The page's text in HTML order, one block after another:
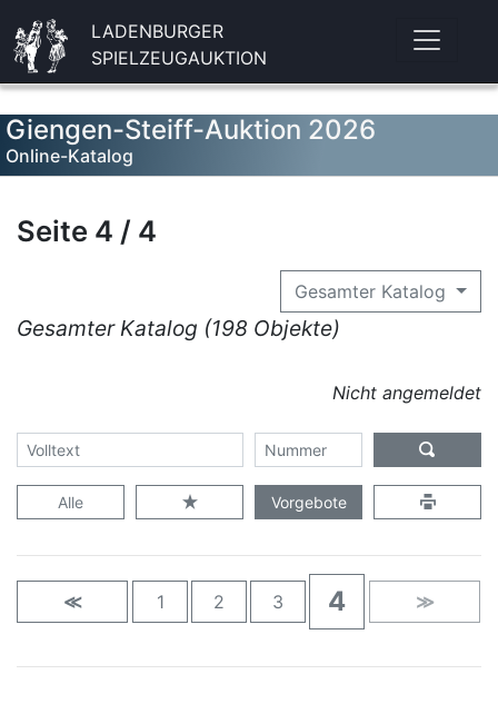
LADENBURGER
SPIELZEUGAUKTION
Giengen-Steiff-Auktion 2026
Online-Katalog
Seite 4 / 4
Gesamter Katalog
Gesamter Katalog (198 Objekte)
Nicht angemeldet
Alle Vorgebote
≪ 1 2 3 4 ≫